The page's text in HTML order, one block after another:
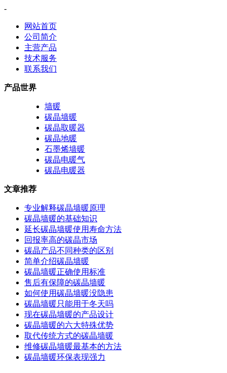
-
网站首页
公司简介
主营产品
技术服务
联系我们
产品世界
墙暖
碳晶墙暖
碳晶取暖器
碳晶地暖
石墨烯墙暖
碳晶电暖气
碳晶电暖器
文章推荐
专业解释碳晶墙暖原理
碳晶墙暖的基础知识
延长碳晶墙暖使用寿命方法
回报率高的碳晶市场
碳晶产品不同种类的区别
简单介绍碳晶墙暖
碳晶墙暖正确使用标准
售后有保障的碳晶墙暖
如何使用碳晶墙暖没隐患
碳晶墙暖只能用于冬天吗
现在碳晶墙暖的产品设计
碳晶墙暖的六大特殊优势
取代传统方式的碳晶墙暖
维修碳晶墙暖最基本的方法
碳晶墙暖环保表现强力